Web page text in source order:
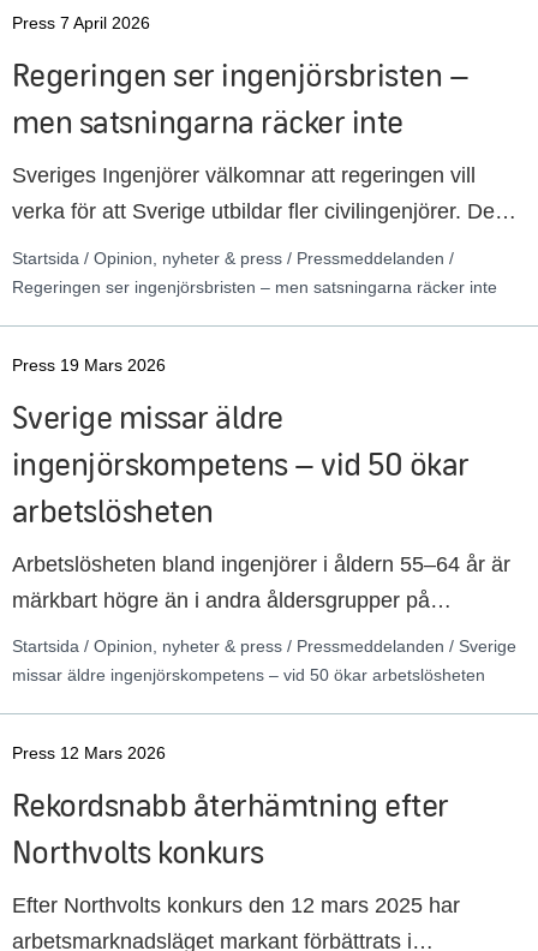
kompetens, energi och skapa bättre
Press 7 April 2026
Regeringen ser ingenjörsbristen –
men satsningarna räcker inte
Sveriges Ingenjörer välkomnar att regeringen vill
verka för att Sverige utbildar fler civilingenjörer. De
satsningar som regeringen aviserat inför
vårändringsbudgeten 2026 leder i rätt riktning, men är
otillräckliga för att komma till rätta med problemen.
Startsida / Opinion, nyheter & press / Pressmeddelanden /
Regeringen ser ingenjörsbristen – men satsningarna räcker inte
Press 19 Mars 2026
Sverige missar äldre
ingenjörskompetens – vid 50 ökar
arbetslösheten
Arbetslösheten bland ingenjörer i åldern 55–64 år är
märkbart högre än i andra åldersgrupper på
arbetsmarknaden, visar en ny analys. Risken för
arbetslöshet för en 64-årig ingenjör är nästan fyra
gånger högre än för en 44-åring. För att möta
behovet av ingenjörer måste arbetsgivarna bättre ta
arbetslivet.
Startsida / Opinion, nyheter & press / Pressmeddelanden / Sverige
missar äldre ingenjörskompetens – vid 50 ökar arbetslösheten
Press 12 Mars 2026
Rekordsnabb återhämtning efter
Northvolts konkurs
Efter Northvolts konkurs den 12 mars 2025 har
arbetsmarknadsläget markant förbättrats i